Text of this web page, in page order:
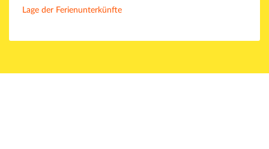
Lage der Ferienunterkünfte